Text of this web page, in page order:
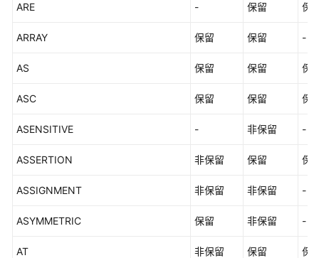
开
设
建
ARE - 保留 保
ARRAY 保留 保留 -
AS 保留 保留 保
ASC 保留 保留 保
ASENSITIVE - 非保留 -
ASSERTION 非保留 保留 保
ASSIGNMENT 非保留 非保留 -
ASYMMETRIC 保留 非保留 -
AT 非保留 保留 保